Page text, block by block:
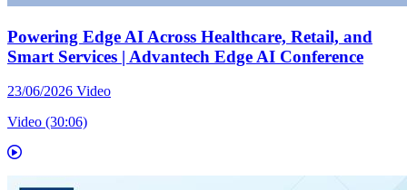
Powering Edge AI Across Healthcare, Retail, and
Smart Services | Advantech Edge AI Conference
23/06/2026 Video
Video (30:06)